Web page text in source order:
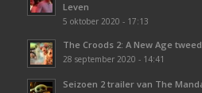
Leven
5 oktober 2020 - 17:13
The Croods 2: A New Age
28 september 2020 - 14:41
Seizoen 2 trailer van The